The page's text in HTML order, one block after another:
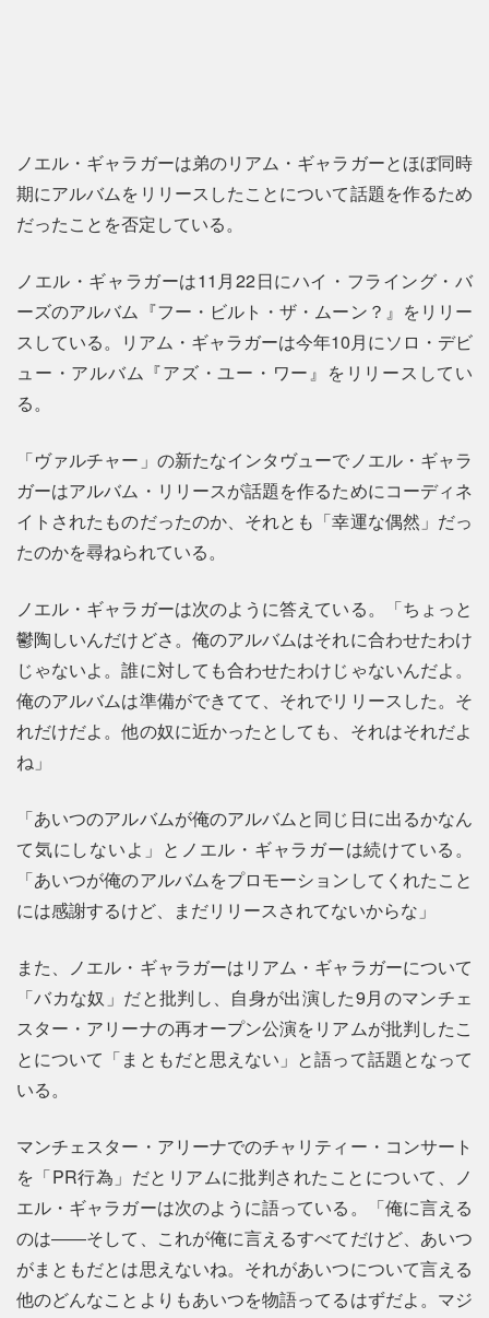
ノエル・ギャラガーは弟のリアム・ギャラガーとほぼ同時
期にアルバムをリリースしたことについて話題を作るため
だったことを否定している。
ノエル・ギャラガーは11月22日にハイ・フライング・バ
ーズのアルバム『フー・ビルト・ザ・ムーン？』をリリー
スしている。リアム・ギャラガーは今年10月にソロ・デビ
ュー・アルバム『アズ・ユー・ワー』をリリースしてい
る。
「ヴァルチャー」の新たなインタヴューでノエル・ギャラ
ガーはアルバム・リリースが話題を作るためにコーディネ
イトされたものだったのか、それとも「幸運な偶然」だっ
たのかを尋ねられている。
ノエル・ギャラガーは次のように答えている。「ちょっと
鬱陶しいんだけどさ。俺のアルバムはそれに合わせたわけ
じゃないよ。誰に対しても合わせたわけじゃないんだよ。
俺のアルバムは準備ができてて、それでリリースした。そ
れだけだよ。他の奴に近かったとしても、それはそれだよ
ね」
「あいつのアルバムが俺のアルバムと同じ日に出るかなん
て気にしないよ」とノエル・ギャラガーは続けている。
「あいつが俺のアルバムをプロモーションしてくれたこと
には感謝するけど、まだリリースされてないからな」
また、ノエル・ギャラガーはリアム・ギャラガーについて
「バカな奴」だと批判し、自身が出演した9月のマンチェ
スター・アリーナの再オープン公演をリアムが批判したこ
とについて「まともだと思えない」と語って話題となって
いる。
マンチェスター・アリーナでのチャリティー・コンサート
を「PR行為」だとリアムに批判されたことについて、ノ
エル・ギャラガーは次のように語っている。「俺に言える
のは――そして、これが俺に言えるすべてだけど、あいつ
がまともだとは思えないね。それがあいつについて言える
他のどんなことよりもあいつを物語ってるはずだよ。マジ